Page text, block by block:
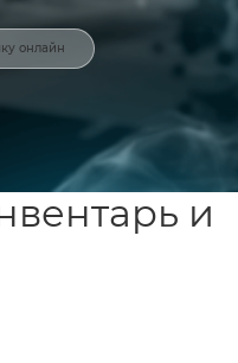
онлайн
и